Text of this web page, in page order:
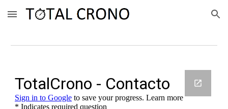
Skip to main content Skip to navigation